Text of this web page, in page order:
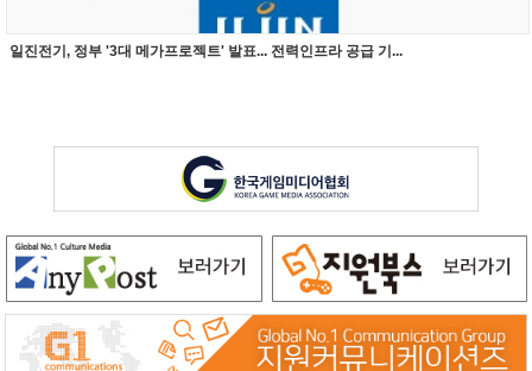
일진전기, 정부 '3대 메가프로젝트' 발표... 전력인프라 공급 기...